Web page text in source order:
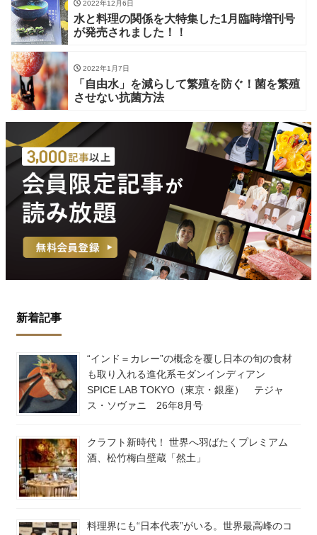
2022年12月6日
水と料理の関係を大特集した1月臨時増刊号
が発売されました！！
2022年1月7日
「自由水」を減らして繁殖を防ぐ！菌を繁殖
させない抗菌方法
新着記事
“インド＝カレー”の概念を覆し日本の旬の食材
も取り入れる進化系モダンインディアン
SPICE LAB TOKYO（東京・銀座） テジャ
ス・ソヴァニ 26年8月号
クラフト新時代！ 世界へ羽ばたくプレミアム
酒、松竹梅白壁蔵「然土」
料理界にも“日本代表”がいる。世界最高峰のコ